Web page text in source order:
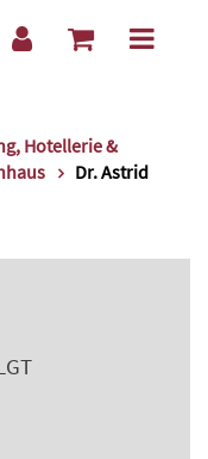
Hotellerie &
Dr. Astrid